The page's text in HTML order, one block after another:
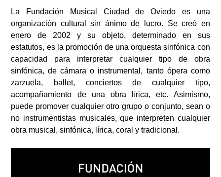
La Fundación Musical Ciudad de Oviedo es una
organización cultural sin ánimo de lucro. Se creó en
enero de 2002 y su objeto, determinado en sus
estatutos, es la promoción de una orquesta sinfónica con
capacidad para interpretar cualquier tipo de obra
sinfónica, de cámara o instrumental, tanto ópera como
zarzuela, ballet, conciertos de cualquier tipo,
acompañamiento de una obra lírica, etc. Asimismo,
puede promover cualquier otro grupo o conjunto, sean o
no instrumentistas musicales, que interpreten cualquier
obra musical, sinfónica, lírica, coral y tradicional.